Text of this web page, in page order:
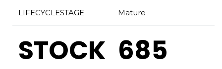
LIFECYCLESTAGE Mature
STOCK 685